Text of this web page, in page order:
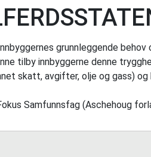
grunnleggende
tilby innbyggerne denne
skatt, avgifter, olje og gass)
Samfunnsfag (Aschehoug